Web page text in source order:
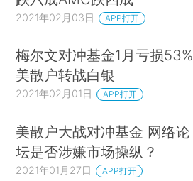
2021年02月03日 APP打开
梅尔文对冲基金1月亏损53%
美散户转战白银
2021年02月01日 APP打开
美散户大战对冲基金 网络论
坛是否涉嫌市场操纵？
2021年01月27日 APP打开